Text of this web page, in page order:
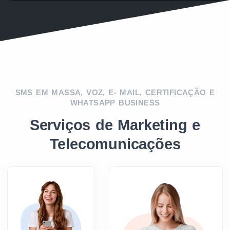
SMS EM MASSA,VOZ, E- MAIL, CERTIFICAÇÃO E
WHATSAPP BUSINESS
Serviços de Marketing e
Telecomunicações